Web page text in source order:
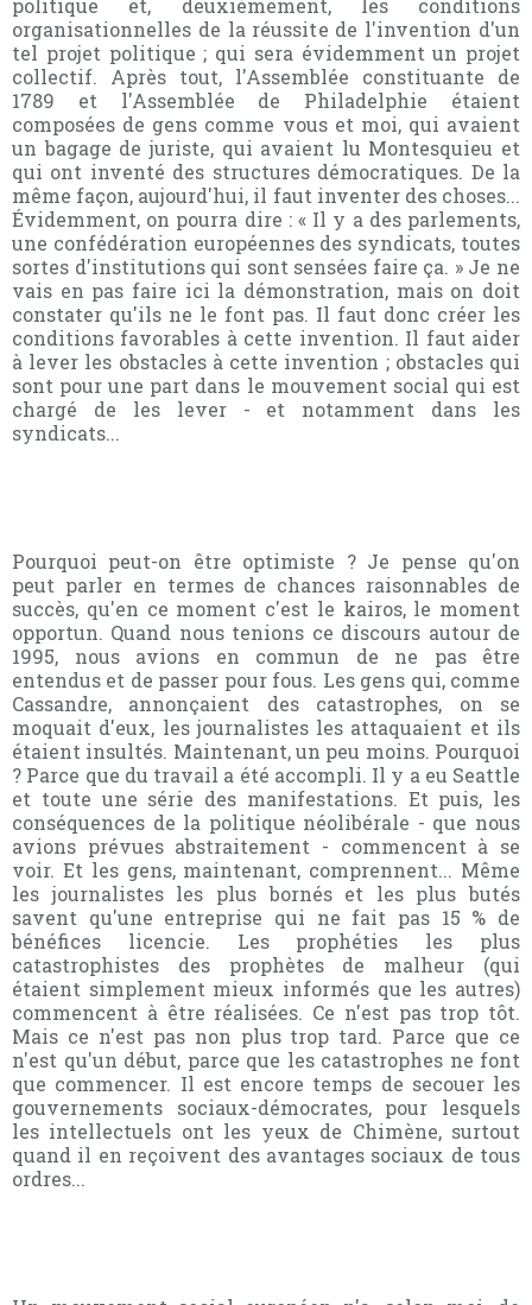
politique et, deuxièmement, les conditions
organisationnelles de la réussite de l'invention d'un
tel projet politique ; qui sera évidemment un projet
collectif. Après tout, l'Assemblée constituante de
1789 et l'Assemblée de Philadelphie étaient
composées de gens comme vous et moi, qui avaient
un bagage de juriste, qui avaient lu Montesquieu et
qui ont inventé des structures démocratiques. De la
même façon, aujourd'hui, il faut inventer des choses...
Évidemment, on pourra dire : « Il y a des parlements,
une confédération européennes des syndicats, toutes
sortes d'institutions qui sont sensées faire ça. » Je ne
vais en pas faire ici la démonstration, mais on doit
constater qu'ils ne le font pas. Il faut donc créer les
conditions favorables à cette invention. Il faut aider
à lever les obstacles à cette invention ; obstacles qui
sont pour une part dans le mouvement social qui est
chargé de les lever - et notamment dans les
syndicats...
Pourquoi peut-on être optimiste ? Je pense qu'on
peut parler en termes de chances raisonnables de
succès, qu'en ce moment c'est le kairos, le moment
opportun. Quand nous tenions ce discours autour de
1995, nous avions en commun de ne pas être
entendus et de passer pour fous. Les gens qui, comme
Cassandre, annonçaient des catastrophes, on se
moquait d'eux, les journalistes les attaquaient et ils
étaient insultés. Maintenant, un peu moins. Pourquoi
? Parce que du travail a été accompli. Il y a eu Seattle
et toute une série des manifestations. Et puis, les
conséquences de la politique néolibérale - que nous
avions prévues abstraitement - commencent à se
voir. Et les gens, maintenant, comprennent... Même
les journalistes les plus bornés et les plus butés
savent qu'une entreprise qui ne fait pas 15 % de
bénéfices licencie. Les prophéties les plus
catastrophistes des prophètes de malheur (qui
étaient simplement mieux informés que les autres)
commencent à être réalisées. Ce n'est pas trop tôt.
Mais ce n'est pas non plus trop tard. Parce que ce
n'est qu'un début, parce que les catastrophes ne font
que commencer. Il est encore temps de secouer les
gouvernements sociaux-démocrates, pour lesquels
les intellectuels ont les yeux de Chimène, surtout
quand il en reçoivent des avantages sociaux de tous
ordres...